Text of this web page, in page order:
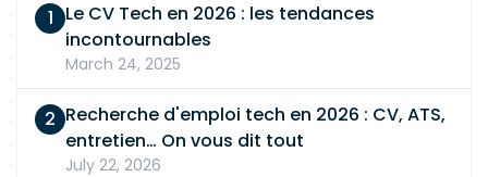
Le CV Tech en 2026 : les tendances
incontournables
March 24, 2025
Recherche d'emploi tech en 2026 : CV, ATS,
entretien… On vous dit tout
July 22, 2026